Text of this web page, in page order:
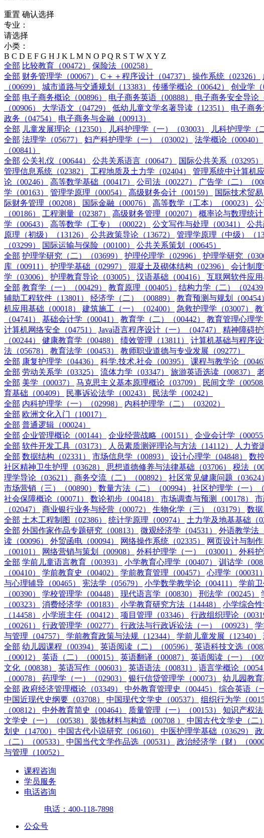
重置 确认选择
专业：
请选择
小类：
B C D E F G H J K L M N O P Q R S T W X Y Z
全部 比较教育（00472）
保险法（00258）
全部 财务管理学（00067） C＋＋程序设计（04737） 操作系统（02326）
（00699）
城市道路与交通规划（13383） 传播学概论（00642） 创业学（
全部 电子商务概论（00896） 电子商务英语（00888） 电子商务安全导论
（00906）
大学语文（04729） 低幼儿童文学名著导读（12351） 电子商务
政务（04754）
电子商务与金融（00913）
全部 儿童发展理论（12350） 儿科护理学（一）（03003）
儿科护理学（
全部 法理学（05677） 妇产科护理学（一）（03002） 法学概论（00040）
（00841）
全部 公关礼仪（00644） 公共关系语言（00647） 国际公共关系（03295）
管理信息系统（02382）
工程地质及土力学（02404） 管理系统中计算机应
论（00246）
高等数学基础（00417） 公司法（00227） 广告学（二）（
学（00163）
管理学原理（00054） 高级财务会计（00159） 国际技术贸易
际财务管理（00208）
国际金融（00076） 高等数学（工本）（00023） 公
（00186）
工程测量（02387） 高级财务管理（00207） 概率论与数理统计
学（00643）
高等数学（工专）（00022） 公文写作与处理（00341） 公共
原理（初级）（13126）
公共政策导论（13672） 管理学原理（中级）（
（03299）
国际运输与保险（00100）
公共关系策划（00645）
全部 护理学研究（二）（03699） 护理伦理学（02996） 护理学研究（
库（00911）
护理学基础（02997） 混凝土及砌体结构（02396） 会计制度
学（03006）
护理教育导论（03005） 汉语基础（00416）
互联网软件应用
全部 教育学（一）（00429） 教育原理（00405） 结构力学（二）（02439
辅助工程软件（13801）
经济学（二）（00889） 教育预测与规划（00454
机应用基础（00018）
建筑施工（一）（02400） 急救护理学（03007） 教
（04741）
基础会计学（00041） 教育学（二）（00442） 教育管理心理学
计算机网络安全（04751）
Java语言程序设计（一）（04747） 精神障碍护
（00244）
健康教育学（00488） 绩效管理（13811） 计算机基础与程序设
法（05678）
教育法学（00453）
教师职业道德与专业发展（09277）
全部 康复护理学（04436） 科学.技术.社会（00395）
课程与教学论（
全部 劳动关系学（03325） 流体力学（03347） 旅游英语选读（00837）
全部 美学（00037） 马克思主义基本原理概论（03709） 民间文学（00508
育基础（00409）
民事诉讼法学（00243）
民法学（00242）
全部 内科护理学（一）（02998）
内科护理学（二）（03202）
全部 欧洲文化入门（10017）
全部 普通逻辑（00024）
全部 企业管理概论（00144） 企业经营战略（00151） 企业会计学（00055
全部 软件开发工具（03173） 人员素质测评理论与方法（14112） 人力资
全部 数据结构（02331） 市场信息学（00893） 设计心理学（04848） 数
社区精神卫生护理（03628）
思想道德修养与法律基础（03706） 税法（
理学导论（03621）
商务交流（二）（00892） 社区常见健康问题（03624
市场营销（三）（00890）
数量方法（二）（00994） 社区护理学（一）（
社会保障概论（00071）
数论初步（00418） 市场调查与预测（00178） 市
（02047）
商业银行业务与经营（00072） 生物化学（三）（03179）
数据
全部 土木工程制图（02386） 统计学原理（00974） 土力学及地基基础（
全部 外国作家作品专题研究（00813） 微观经济学（04531） 外语教学法
读（00096）
外贸函电（00094） 网络操作系统（02335） 网页设计与制作
（00101）
网络营销与策划（00908） 外科护理学（一）（03001） 外科护
全部 学前儿童语言教育（00393） 小学教育心理学（00407） 训诂学（
（00410）
学前教育史（00402） 学前教育管理（00457） 心理学（00031）
与心理辅导（00465）
宪法学（05679） 小学数学教学论（00411） 学前卫
（00390）
学校管理学（00448） 现代语言学（00830） 刑法学（00245）
（00323）
消费经济学（00183） 小学教育研究方法（14448） 小学综合性
（14458）
小学班主任（00412） 项目管理（03346） 行政组织理论（
（00261）
行政管理学（00277） 行政法与行政诉讼法（一）（00923） 学
与管理（04757）
学前教育政策与法规（12344） 学前儿童发展（12340）
全部 幼儿园课程（00394） 英语阅读（二）（00596） 英语科技文选（
（00012）
英语（二）（00015） 英语翻译（00087） 英语阅读（一）（
文化（00838）
英语写作（00603） 英语语法（00831） 语言学概论（
（00078）
药理学（一）（02903） 银行信贷管理学（00073） 幼儿园教育
全部 政府经济管理概论（03349） 中外教育管理史（00445） 综合英语（
中国近现代史纲要（03708）
中国现代文学史（00537） 组织行为学（
（00812）
中外教育简史（00464） 质量管理（一）（00153） 知识产权法
文学史（一）（00538）
装饰材料与构造（00708 ） 中国古代文学史（二
划史（14700）
中国古代小说研究（06160） 中医护理学基础（03629） 政
（二）（00533）
中国当代文学作品选（00531） 政治经济学（财）（
与管理（10052）
课程咨询
学员服务
电话咨询
电话：400-118-7898
公众号